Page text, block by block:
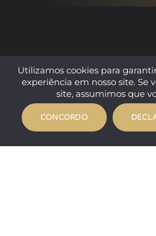
Utilizamos cookies para
experiência em nosso site. Se
site, assumimos que
CONCORDO